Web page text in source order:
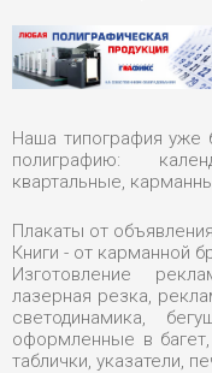
Наша типография уже
полиграфию:
квартальные,
Плакаты от
Книги - от карманной
Изготовление
лазерная резка,
светодинамика,
оформленные в
таблички, указатели,